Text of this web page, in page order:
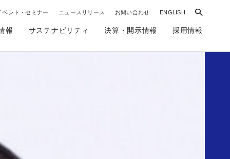
ベント・セミナー ニュースリリース お問い合わせ ENGLISH
報 サステナビリティ 決算・開示情報 採用情報